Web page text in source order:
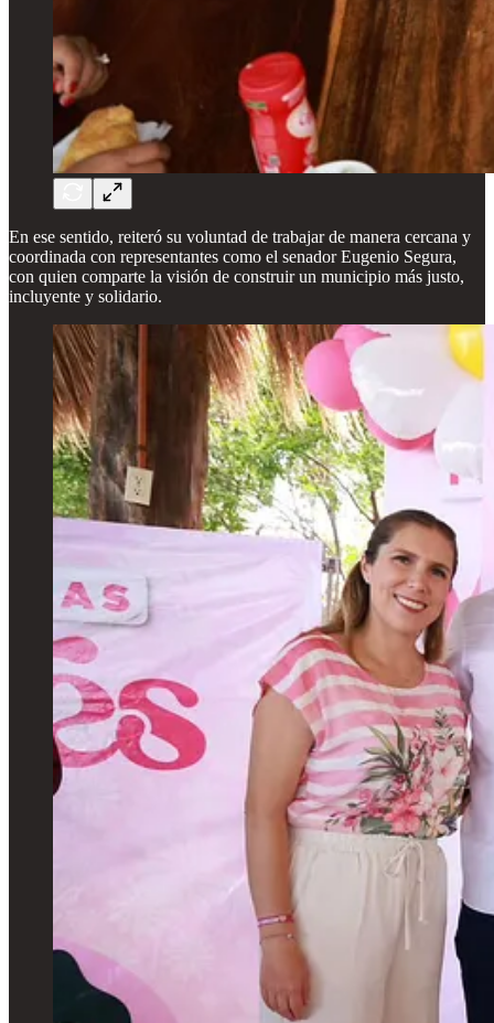
En ese sentido, reiteró su voluntad de trabajar de manera cercana y
coordinada con representantes como el senador Eugenio Segura,
con quien comparte la visión de construir un municipio más justo,
incluyente y solidario.